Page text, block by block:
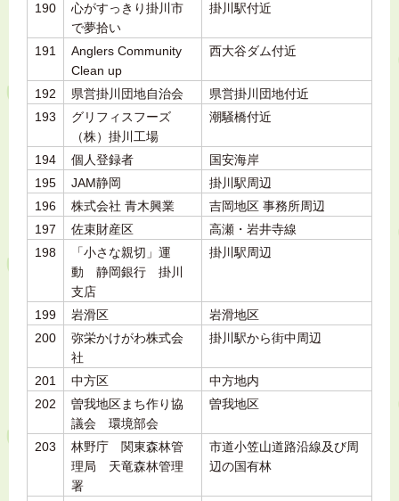
190
心がすっきり掛川市
で夢拾い
掛川駅付近
191
Anglers Community
Clean up
西大谷ダム付近
192 県営掛川団地自治会
県営掛川団地付近
193
グリフィスフーズ
（株）掛川工場
潮騒橋付近
194 個人登録者
国安海岸
195
JAM静岡
掛川駅周辺
196
株式会社 青木興業
吉岡地区 事務所周辺
197
佐束財産区
高瀬・岩井寺線
198
「小さな親切」運
動 静岡銀行 掛川
支店
掛川駅周辺
199 岩滑区
岩滑地区
200
弥栄かけがわ株式会
社
掛川駅から街中周辺
201 中方区
中方地内
202
曽我地区まち作り協
議会 環境部会
曽我地区
203
林野庁 関東森林管
理局 天竜森林管理
署
市道小笠山道路沿線及び周
辺の国有林